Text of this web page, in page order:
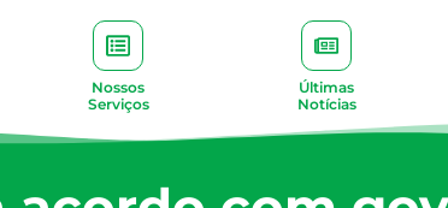
Nossos
Serviços
Últimas
Notícias